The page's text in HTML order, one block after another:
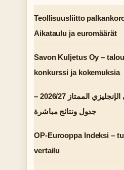
Teollisuusliitto
Aikataulu ja euromäärät
Savon Kuljetus Oy –
konkurssi ja kokemuksia
ترتيب الدوري الإنجليزي الممتاز 2026/27 –
جدول ونتائج مباشرة
OP-Eurooppa Indeksi –
vertailu